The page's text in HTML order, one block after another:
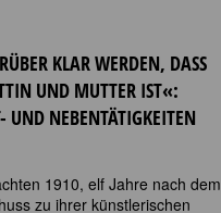
KLAR WERDEN, DASS
UND MUTTER IST«:
UND NEBENTÄTIGKEITEN
1910, elf Jahre nach dem
zu ihrer künstlerischen